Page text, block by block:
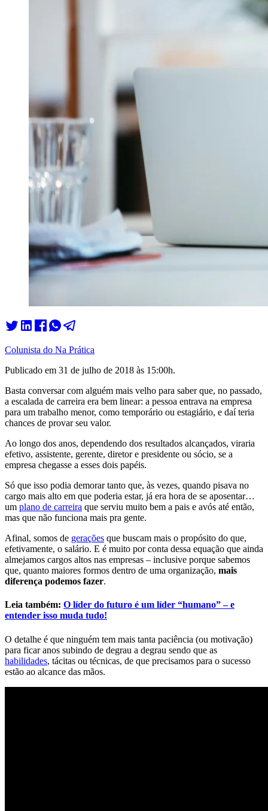
Colunista do Na Prática
Publicado em 31 de julho de 2018 às 15:00h.
Basta conversar com alguém mais velho para saber que, no passado,
a escalada de carreira era bem linear: a pessoa entrava na empresa
para um trabalho menor, como temporário ou estagiário, e daí teria
chances de provar seu valor.
Ao longo dos anos, dependendo dos resultados alcançados, viraria
efetivo, assistente, gerente, diretor e presidente ou sócio, se a
empresa chegasse a esses dois papéis.
Só que isso podia demorar tanto que, às vezes, quando pisava no
cargo mais alto em que poderia estar, já era hora de se aposentar…
um plano de carreira que serviu muito bem a pais e avós até então,
mas que não funciona mais pra gente.
Afinal, somos de gerações que buscam mais o propósito do que,
efetivamente, o salário. E é muito por conta dessa equação que ainda
almejamos cargos altos nas empresas – inclusive porque sabemos
que, quanto maiores formos dentro de uma organização, mais
diferença podemos fazer.
Leia também: O líder do futuro é um líder “humano” – e
entender isso muda tudo!
O detalhe é que ninguém tem mais tanta paciência (ou motivação)
para ficar anos subindo de degrau a degrau sendo que as
habilidades, tácitas ou técnicas, de que precisamos para o sucesso
estão ao alcance das mãos.